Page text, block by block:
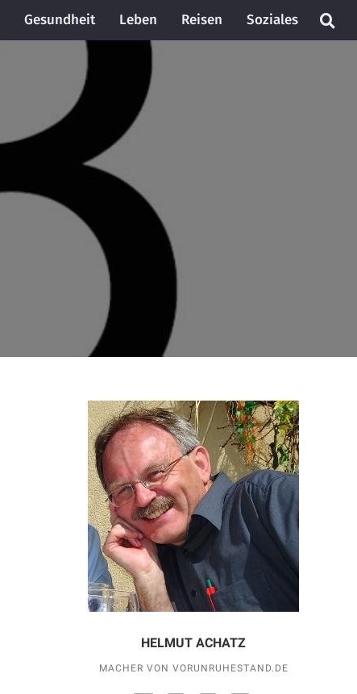
Gesundheit Leben Reisen Soziales
HELMUT ACHATZ
MACHER VON VORUNRUHESTAND.DE